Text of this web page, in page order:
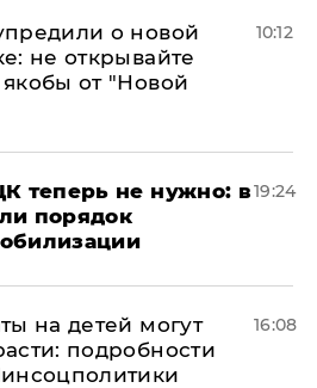
о новой
не открывайте
от "Новой
10:12
теперь не нужно: в
порядок
19:24
на детей могут
подробности
16:08